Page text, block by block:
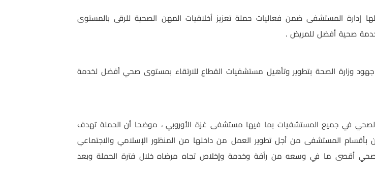
إدارة المستشفى ضمن فعاليات حملة تعزيز أخلاقيات المهن الصحية للرقى بالمستوى
صحية أفضل للمريض .
جهود وزارة الصحة بتطوير وتأهيل مستشفيات القطاع للارتقاء بمستوى صحي أفضل لخدمة
الصحي في جميع المستشفيات بما فيها مستشفى غزة الأوروبي ، موضحا أن الحملة تهدف
بأقسام المستشفى من أجل تطوير العمل من داخلها من المنظور الإسلامي والاجتماعي
أقصى ما في وسعه من رأفة وخدمة وإخلاص تجاه مرضاه خلال فترة الحملة وبعد